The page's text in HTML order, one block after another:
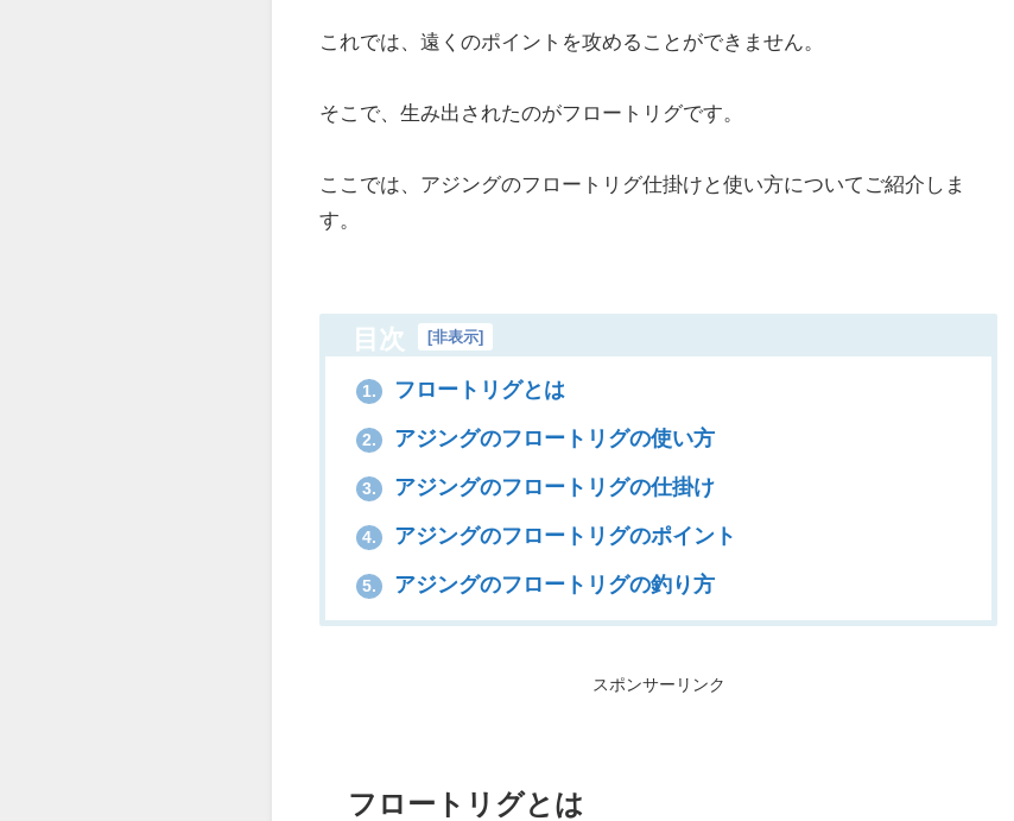
これでは、遠くのポイントを攻めることができません。
そこで、生み出されたのがフロートリグです。
ここでは、アジングのフロートリグ仕掛けと使い方についてご紹介しま
す。
目次 [非表示]
1. フロートリグとは
2. アジングのフロートリグの使い方
3. アジングのフロートリグの仕掛け
4. アジングのフロートリグのポイント
5. アジングのフロートリグの釣り方
スポンサーリンク